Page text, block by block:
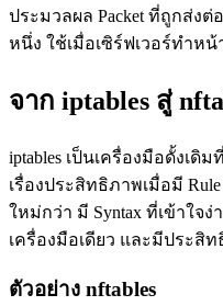
ประมวลผล Packet ที่ถูกส่ง
หนึ่ง ใช้เมื่อเซิร์ฟเวอร์ทำหน้
จาก iptables สู่
iptables เป็นเครื่องมือดั้งเดิ
เรื่องประสิทธิภาพเมื่อมี
ใหม่กว่า มี Syntax ที่เข้าใจง่
เครื่องมือเดียว และมีประสิท
ตัวอย่าง nftables